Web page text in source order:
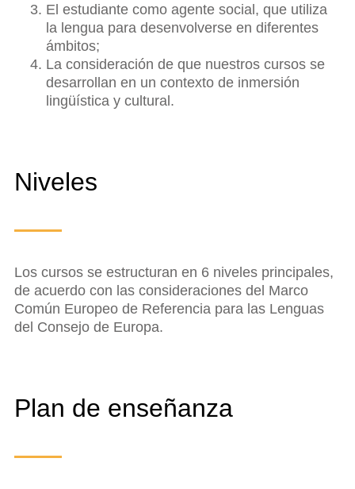
El estudiante como agente social, que utiliza
la lengua para desenvolverse en diferentes
ámbitos;
La consideración de que nuestros cursos se
desarrollan en un contexto de inmersión
lingüística y cultural.
Niveles
Los cursos se estructuran en 6 niveles principales,
de acuerdo con las consideraciones del Marco
Común Europeo de Referencia para las Lenguas
del Consejo de Europa.
Plan de enseñanza